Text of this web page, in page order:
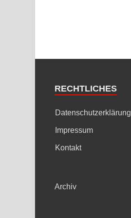
RECHTLICHES
Datenschutzerklärung
Impressum
Kontakt
Archiv